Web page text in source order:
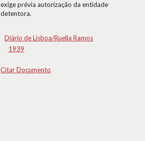
exige prévia autorização da entidade
detentora.
Diário de Lisboa/Ruella Ramos
1939
Citar Documento